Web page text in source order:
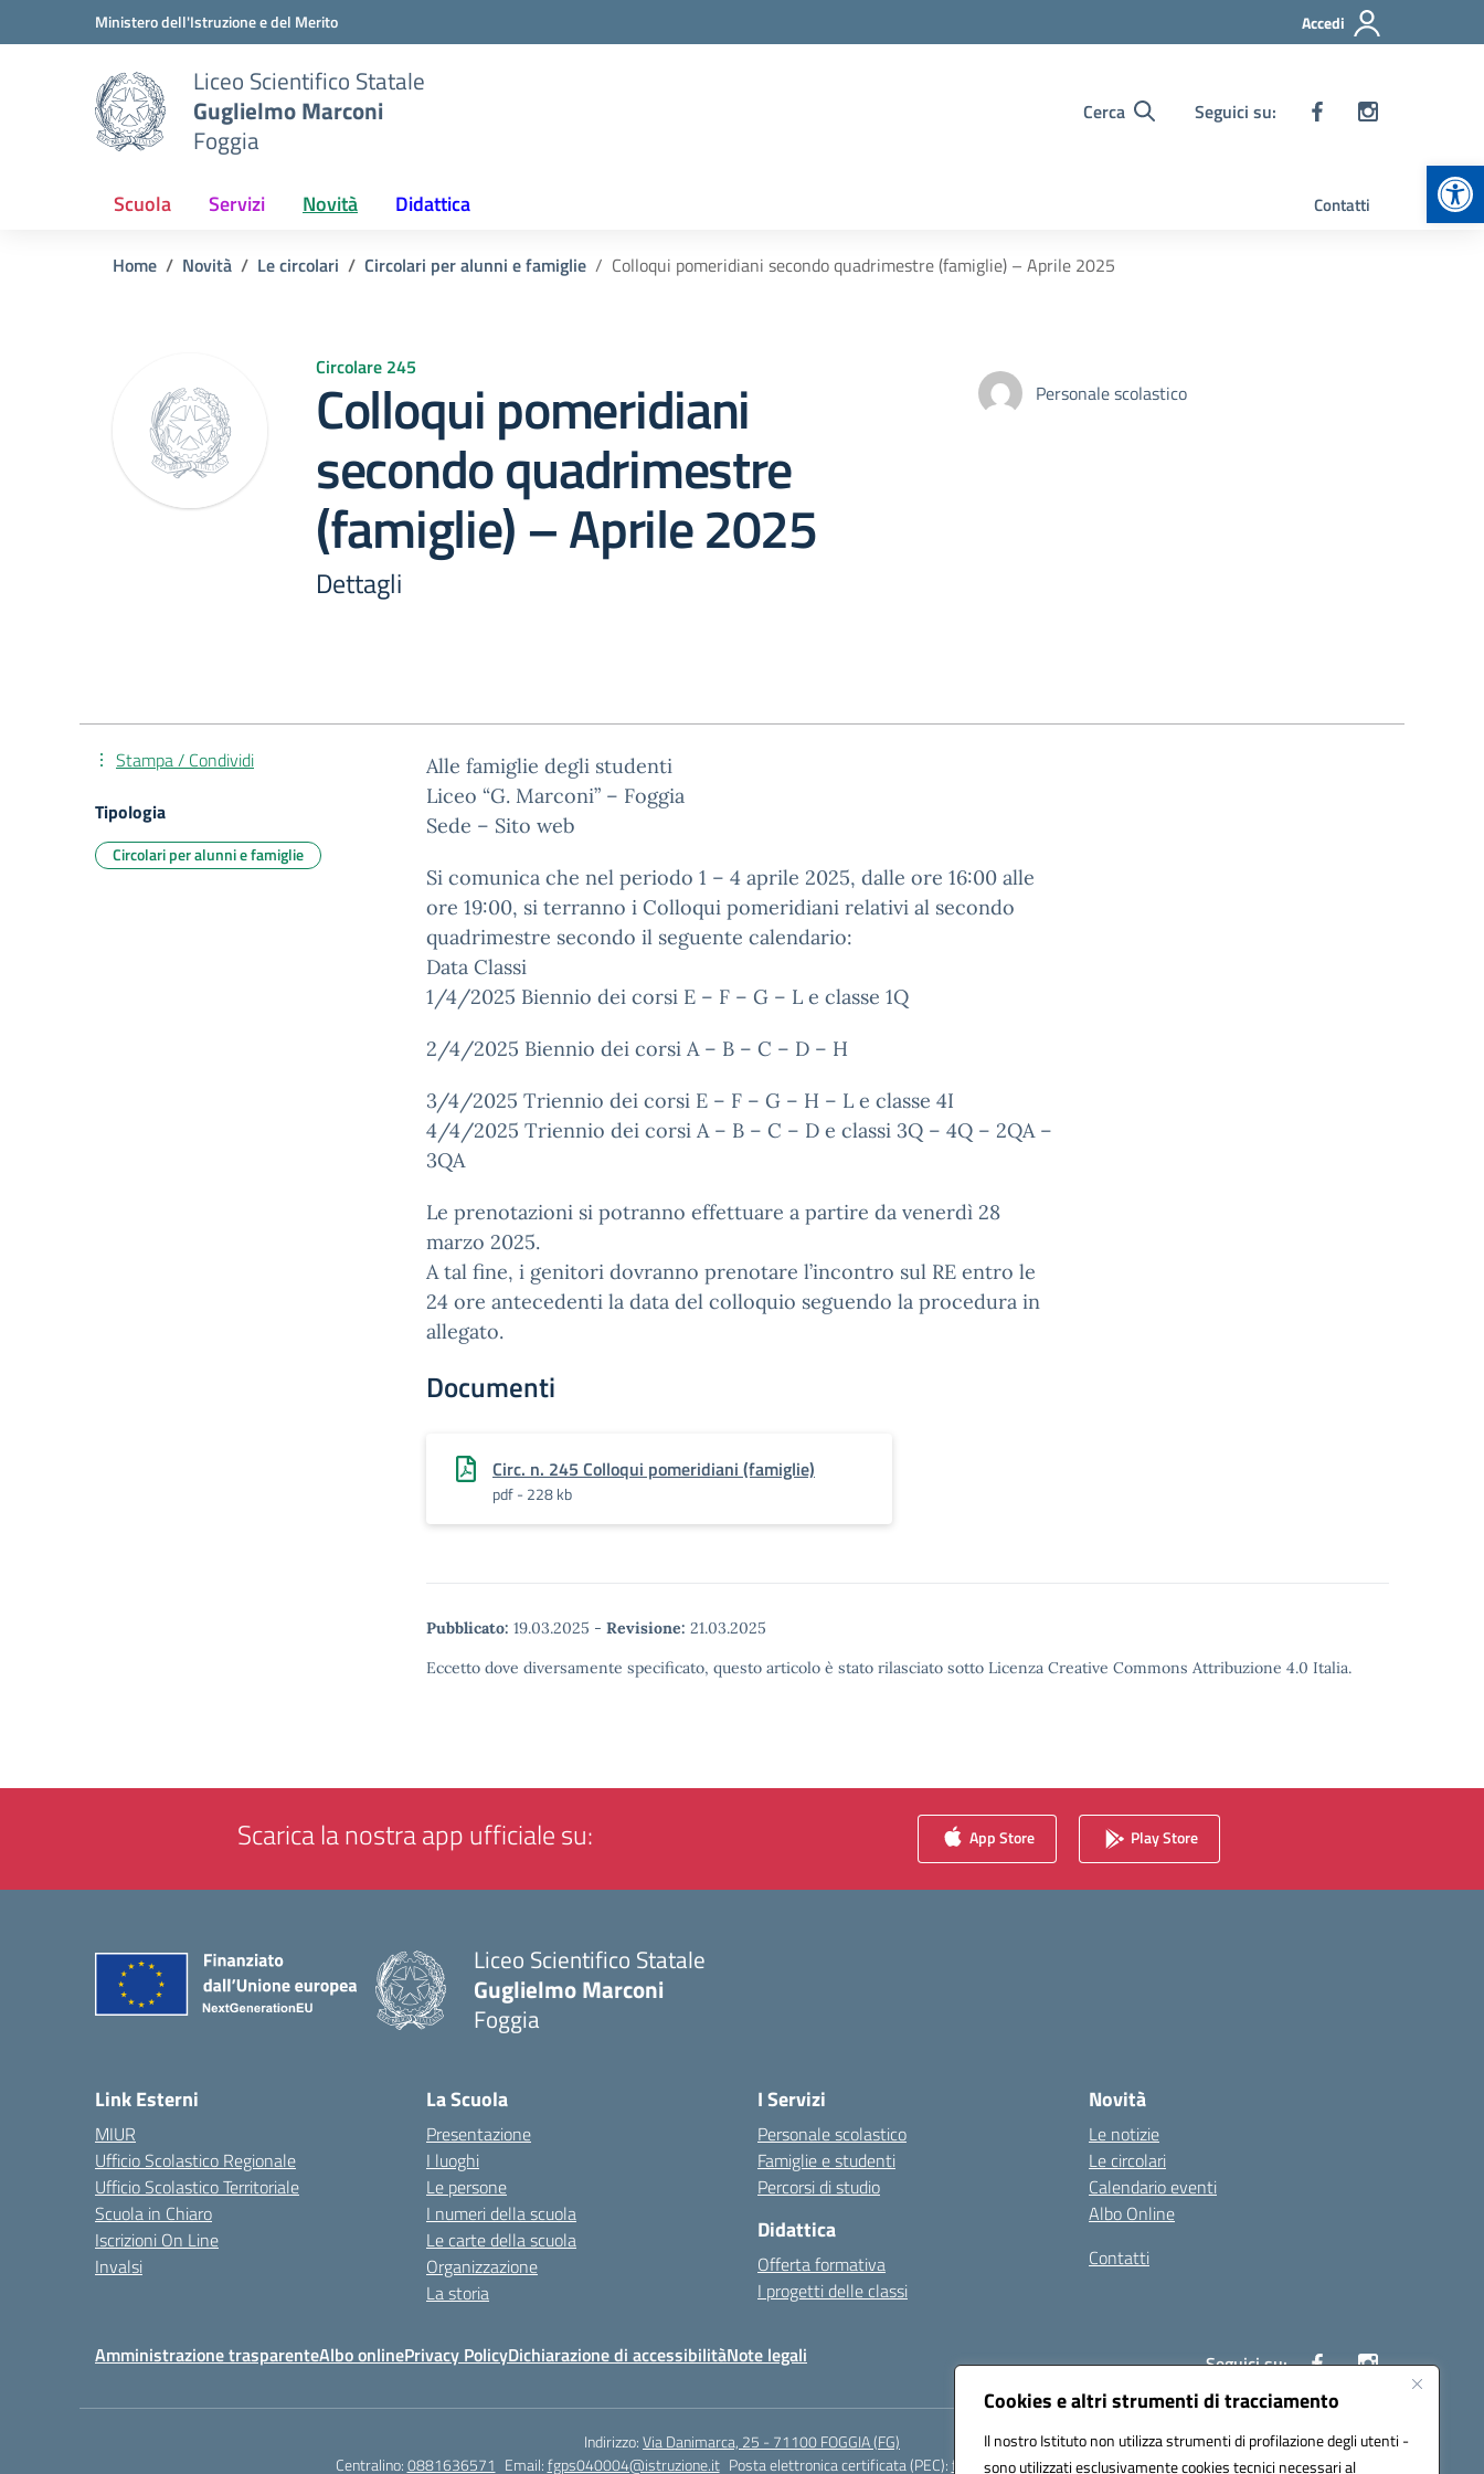
Cookies e altri strumenti di tracciamento
Il nostro Istituto non utilizza strumenti di profilazione degli utenti -
sono utilizzati esclusivamente cookies tecnici necessari al
Vai ai contenuti
Vai al menu di navigazioneMinistero dell'Istruzione e del Merito Accedi
Liceo Scientifico Statale
Guglielmo Marconi
Foggia
Cerca Seguici su:
Scuola Servizi Novità Didattica Contatti
Home Novità Le circolari Circolari per alunni e famiglie Colloqui pomeridiani secondo quadrimestre (famiglie) – Aprile 2025
Circolare 245
Colloqui pomeridiani
secondo quadrimestre
(famiglie) – Aprile 2025
Dettagli
Personale scolastico
Alle famiglie degli studenti
Liceo “G. Marconi” – Foggia
Sede – Sito web
Si comunica che nel periodo 1 – 4 aprile 2025, dalle ore 16:00 alle
ore 19:00, si terranno i Colloqui pomeridiani relativi al secondo
quadrimestre secondo il seguente calendario:
Data Classi
1/4/2025 Biennio dei corsi E – F – G – L e classe 1Q
2/4/2025 Biennio dei corsi A – B – C – D – H
3/4/2025 Triennio dei corsi E – F – G – H – L e classe 4I
4/4/2025 Triennio dei corsi A – B – C – D e classi 3Q – 4Q – 2QA –
3QA
Le prenotazioni si potranno effettuare a partire da venerdì 28
marzo 2025.
A tal fine, i genitori dovranno prenotare l’incontro sul RE entro le
24 ore antecedenti la data del colloquio seguendo la procedura in
allegato.
Documenti
Circ. n. 245 Colloqui pomeridiani (famiglie)
pdf - 228 kb
Pubblicato: 19.03.2025 - Revisione: 21.03.2025
Eccetto dove diversamente specificato, questo articolo è stato rilasciato sotto Licenza Creative Commons Attribuzione 4.0 Italia.
Stampa / Condividi
Tipologia
Circolari per alunni e famiglie
Scarica la nostra app ufficiale su: App Store Play Store
Liceo Scientifico Statale
Guglielmo Marconi
Foggia
Link Esterni
MIUR
Ufficio Scolastico Regionale
Ufficio Scolastico Territoriale
Scuola in Chiaro
Iscrizioni On Line
Invalsi
La Scuola
Presentazione
I luoghi
Le persone
I numeri della scuola
Le carte della scuola
Organizzazione
La storia
I Servizi
Personale scolastico
Famiglie e studenti
Percorsi di studio
Didattica
Offerta formativa
I progetti delle classi
Novità
Le notizie
Le circolari
Calendario eventi
Albo Online
Contatti
Amministrazione trasparenteAlbo onlinePrivacy PolicyDichiarazione di accessibilitàNote legali Seguici su:
Indirizzo:Via Danimarca, 25 - 71100 FOGGIA (FG)
Centralino:0881636571 Email:fgps040004@istruzione.it Posta elettronica certificata (PEC):fgps040004@pec.istruzione.it